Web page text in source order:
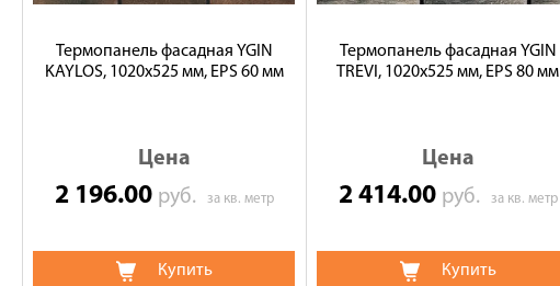
Термопанель фасадная YGIN
KAYLOS, 1020х525 мм, EPS 60 мм
Цена
2 196.00 руб. за кв. метр
Купить
Термопанель фасадная YGIN
TREVI, 1020х525 мм, EPS 80 мм
Цена
2 414.00 руб. за кв. метр
Купить